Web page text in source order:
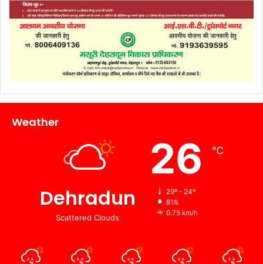
Weather
Dehradun
Scattered Clouds
26 ℃
29º - 24º
81%
0.75 km/h